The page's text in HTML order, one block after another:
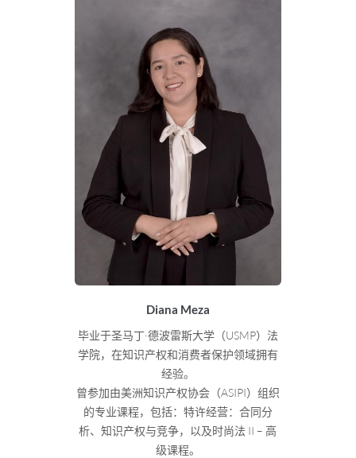
Diana Meza
毕业于圣马丁·德波雷斯大学（USMP）法
学院，在知识产权和消费者保护领域拥有
经验。
曾参加由美洲知识产权协会（ASIPI）组织
的专业课程，包括：特许经营：合同分
析、知识产权与竞争，以及时尚法 II – 高
级课程。